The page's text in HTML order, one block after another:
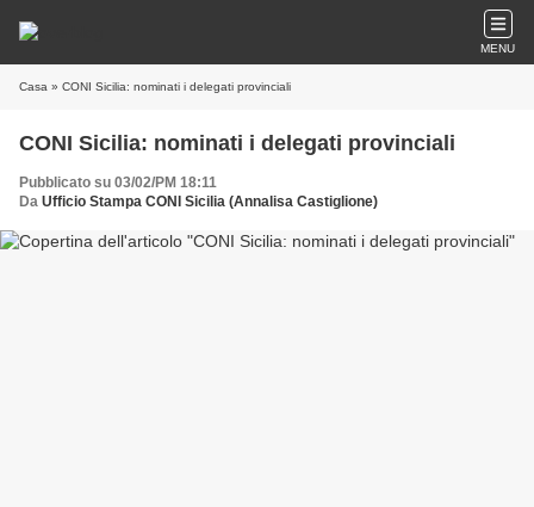
MENU
Casa » CONI Sicilia: nominati i delegati provinciali
CONI Sicilia: nominati i delegati provinciali
Pubblicato su 03/02/PM 18:11
Da Ufficio Stampa CONI Sicilia (Annalisa Castiglione)